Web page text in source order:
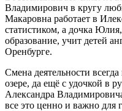
Владимирович в кругу
Макаровна работает в
статистиком, а дочка
образование, учит детей
Оренбурге.
Смена деятельности
озере, да ещё с удочкой в
Александра
все это ценно и важно для